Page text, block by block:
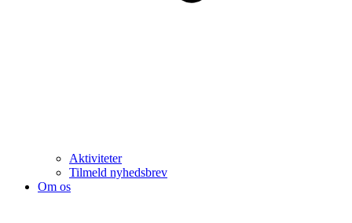
Aktiviteter
Tilmeld nyhedsbrev
Om os